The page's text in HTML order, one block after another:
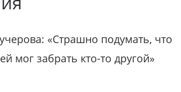
«Страшно подумать, что
мог забрать кто-то другой»